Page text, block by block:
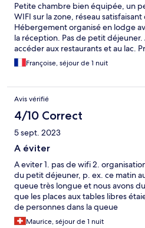
Petite chambre bien équipée, un
WIFI sur la zone, réseau
Hébergement organisé en lodge
la réception. Pas de petit
accéder aux restaurants et au lac.
Éviter le restaurant qui est cher et
store qui vend de la nourriture et
endroit est très calme et reposant
Françoise, séjour de 1 nuit
Avis vérifié
4/10 Correct
5 sept. 2023
A éviter
A eviter 1. pas de wifi 2.
du petit déjeuner, p. ex. ce matin
queue très longue et nous avons
que les places aux tables libres
de personnes dans la queue
Maurice, séjour de 1 nuit